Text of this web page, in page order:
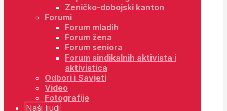
Zeničko-dobojski kanton
Forumi
Forum mladih
Forum žena
Forum seniora
Forum sindikalnih aktivista i
aktivistica
Odbori i Savjeti
Video
Fotografije
Naši ljudi